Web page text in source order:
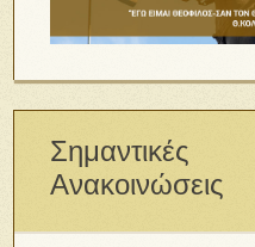
Σημαντικές
Ανακοινώσεις